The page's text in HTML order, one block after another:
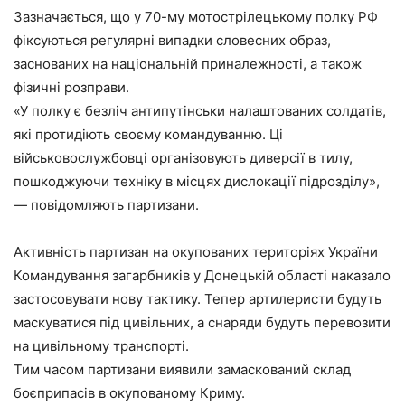
Зазначається, що у 70-му мотострілецькому полку РФ
фіксуються регулярні випадки словесних образ,
заснованих на національній приналежності, а також
фізичні розправи.
«У полку є безліч антипутінськи налаштованих солдатів,
які протидіють своєму командуванню. Ці
військовослужбовці організовують диверсії в тилу,
пошкоджуючи техніку в місцях дислокації підрозділу»,
— повідомляють партизани.
Активність партизан на окупованих територіях України
Командування загарбників у Донецькій області наказало
застосовувати нову тактику. Тепер артилеристи будуть
маскуватися під цивільних, а снаряди будуть перевозити
на цивільному транспорті.
Тим часом партизани виявили замаскований склад
боєприпасів в окупованому Криму.